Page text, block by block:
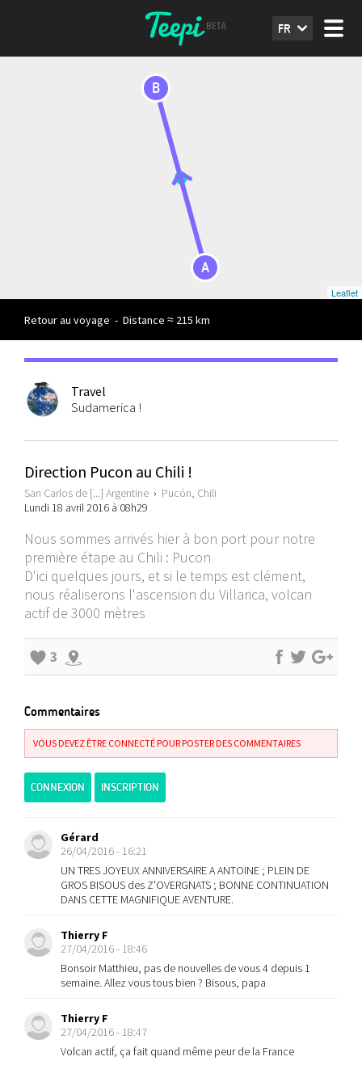
FR
A
B
Leaflet
Retour au voyage - Distance ≈ 215 km
Travel
Sudamerica !
Direction Pucon au Chili !
San Carlos de [...] Argentine › Pucón, Chili
Lundi 18 avril 2016 à 08h29
Nous sommes arrivés hier à bon port pour notre
première étape au Chili : Pucon
D'ici quelques jours, et si le temps est clément,
nous réaliserons l'ascension du Villarica, volcan
actif de 3000 mètres
3
Commentaires
VOUS DEVEZ ÊTRE CONNECTÉ POUR POSTER DES COMMENTAIRES
CONNEXION INSCRIPTION
Gérard
26/04/2016 - 16:21
UN TRES JOYEUX ANNIVERSAIRE A ANTOINE ; PLEIN DE
GROS BISOUS des Z'OVERGNATS ; BONNE CONTINUATION
DANS CETTE MAGNIFIQUE AVENTURE.
Thierry F
27/04/2016 - 18:46
Bonsoir Matthieu, pas de nouvelles de vous 4 depuis 1
semaine. Allez vous tous bien ? Bisous, papa
Thierry F
27/04/2016 - 18:47
Volcan actif, ça fait quand même peur de la France